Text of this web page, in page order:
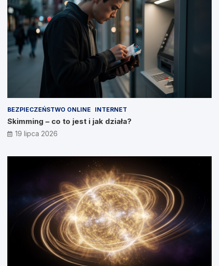
BEZPIECZEŃSTWO ONLINE INTERNET
Skimming – co to jest i jak działa?
19 lipca 2026